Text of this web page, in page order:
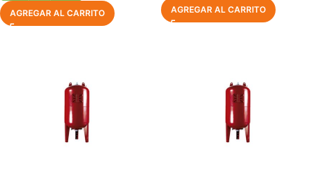
AGREGAR AL CARRITO AGREGAR AL CARRITO